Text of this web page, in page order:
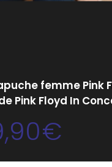
femme Pink
Pink Floyd In
€